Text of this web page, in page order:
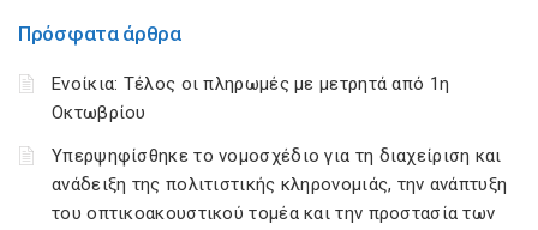
Πρόσφατα άρθρα
Ενοίκια: Τέλος οι πληρωμές με μετρητά από 1η
Οκτωβρίου
Υπερψηφίσθηκε το νομοσχέδιο για τη διαχείριση και
ανάδειξη της πολιτιστικής κληρονομιάς, την ανάπτυξη
του οπτικοακουστικού τομέα και την προστασία των